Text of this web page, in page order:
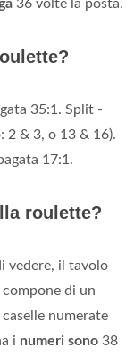
36 volte la posta.
35:1. Split -
2 & 3, o 13 & 16).
17:1.
roulette?
vedere, il tavolo
di un
numerate
i numeri sono 38